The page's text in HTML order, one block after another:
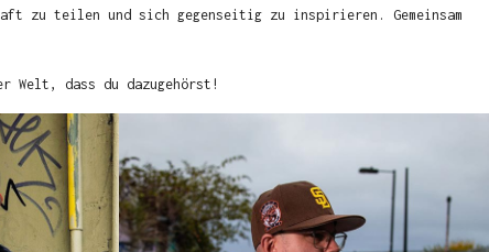
zu teilen und sich gegenseitig zu inspirieren. Gemeinsam
Welt, dass du dazugehörst!